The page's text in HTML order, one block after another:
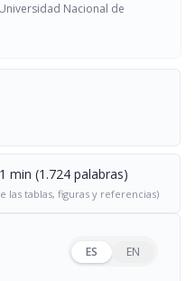
Nacional de
min (1.724 palabras)
las tablas, figuras y referencias)
ES EN